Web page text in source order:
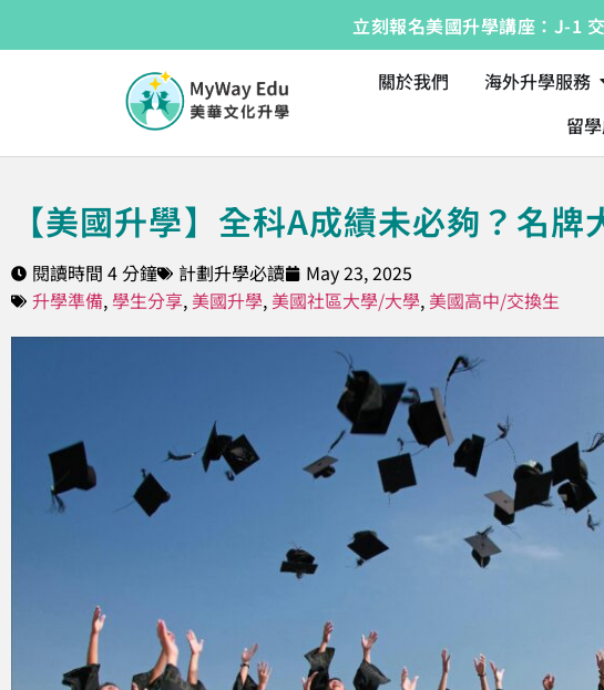
立刻報名美國升學講座：J-1
關於我們 海外升學服務
留
【美國升學】全科A成績未必夠？名
閱讀時間 4 分鐘 計劃升學必讀
May 23, 2025
升學準備,學生分享, 美國升學, 美國社區大學/大學, 美國高中/交換生